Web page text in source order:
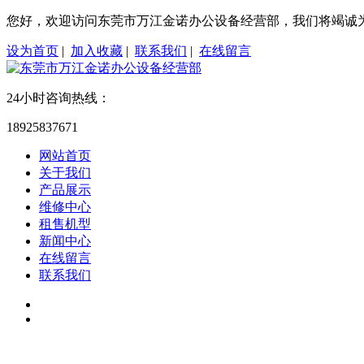
您好，欢迎访问东莞市万江金诺办公设备经营部，我们将竭诚
设为首页 | 加入收藏 | 联系我们 | 在线留言
24小时咨询热线：
18925837671
网站首页
关于我们
产品展示
维修中心
租售机型
新闻中心
在线留言
联系我们